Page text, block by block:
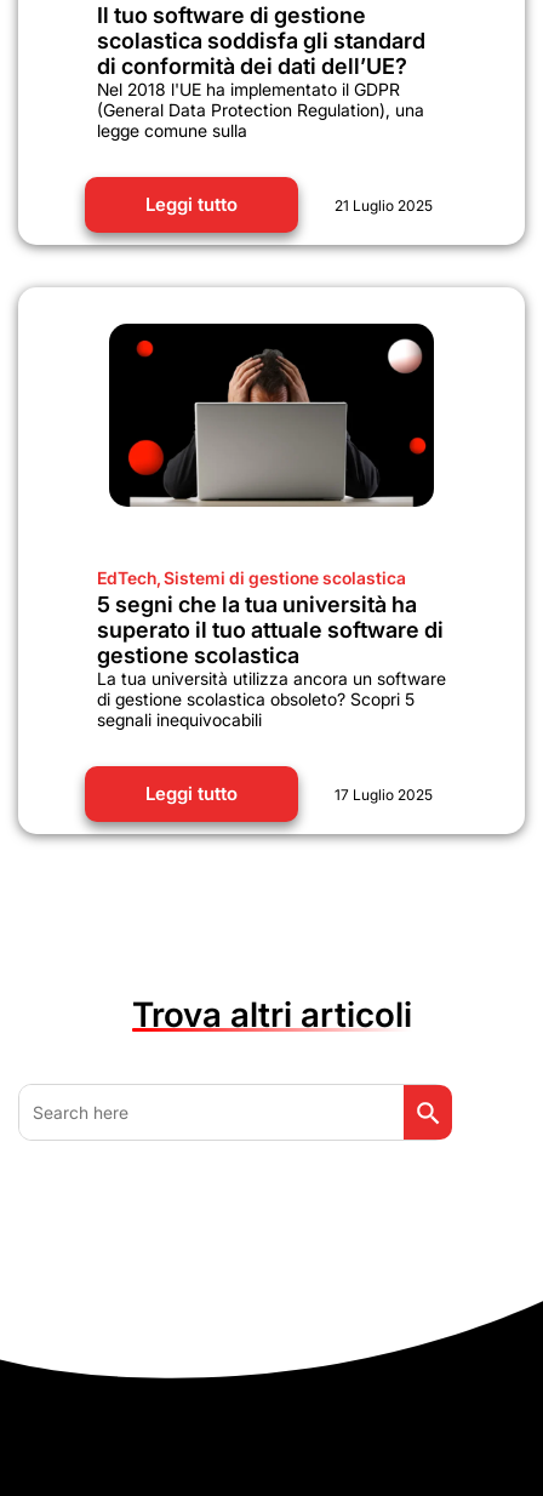
Il tuo software di gestione
scolastica soddisfa gli standard
di conformità dei dati dell’UE?
Nel 2018 l'UE ha implementato il GDPR
(General Data Protection Regulation), una
legge comune sulla
Leggi tutto 21 Luglio 2025
EdTech,Sistemi di gestione scolastica
5 segni che la tua università ha
superato il tuo attuale software di
gestione scolastica
La tua università utilizza ancora un software
di gestione scolastica obsoleto? Scopri 5
segnali inequivocabili
Leggi tutto 17 Luglio 2025
Trova altri articoli
Search
for:
Search Button